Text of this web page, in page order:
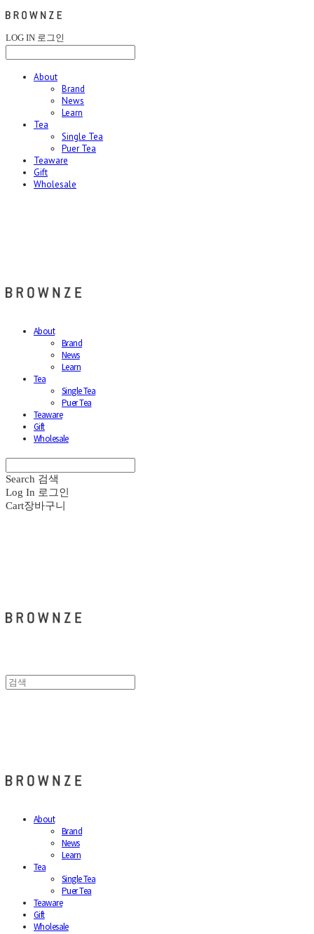
LOG IN 로그인
About
Brand
News
Learn
Tea
Single Tea
Puer Tea
Teaware
Gift
Wholesale
About
Brand
News
Learn
Tea
Single Tea
Puer Tea
Teaware
Gift
Wholesale
Search 검색
Log In 로그인
Cart장바구니
About
Brand
News
Learn
Tea
Single Tea
Puer Tea
Teaware
Gift
Wholesale